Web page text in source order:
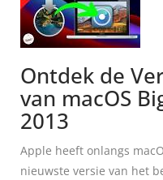
Ontdek de
van macOS
2013
Apple heeft onlangs
nieuwste versie van het